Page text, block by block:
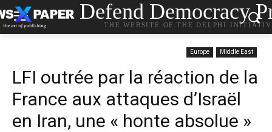
Defend Democracy
THE WEBSITE OF THE DELPHI
Europe Middle East
LFI outrée par la réaction de la
France aux attaques d’Israël
en Iran, une « honte absolue »